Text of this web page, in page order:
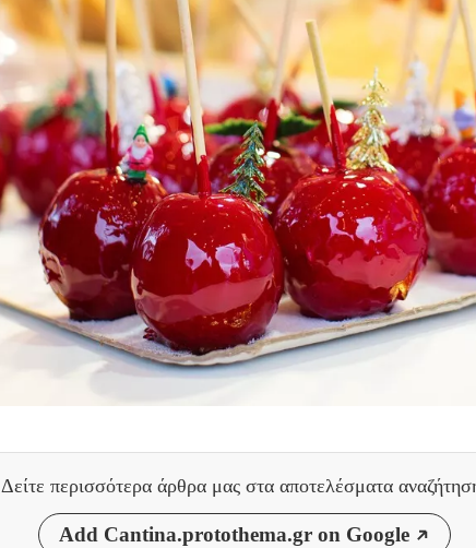
Δείτε περισσότερα άρθρα μας στα αποτελέσματα
Add Cantina.protothema.gr on Google